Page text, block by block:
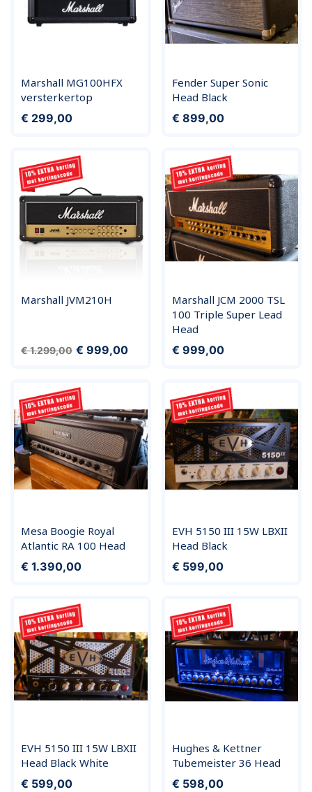
Marshall MG100HFX
versterkertop
Prijs
€ 299,00
Fender Super Sonic
Head Black
Prijs
€ 899,00
Marshall JVM210H
Normale prijs
€ 1.299,00 Prijs
€ 999,00
Marshall JCM 2000 TSL
100 Triple Super Lead
Head
Prijs
€ 999,00
Mesa Boogie Royal
Atlantic RA 100 Head
Prijs
€ 1.390,00
EVH 5150 III 15W LBXII
Head Black
Prijs
€ 599,00
EVH 5150 III 15W LBXII
Head Black White
Prijs
€ 599,00
Hughes & Kettner
Tubemeister 36 Head
Prijs
€ 598,00